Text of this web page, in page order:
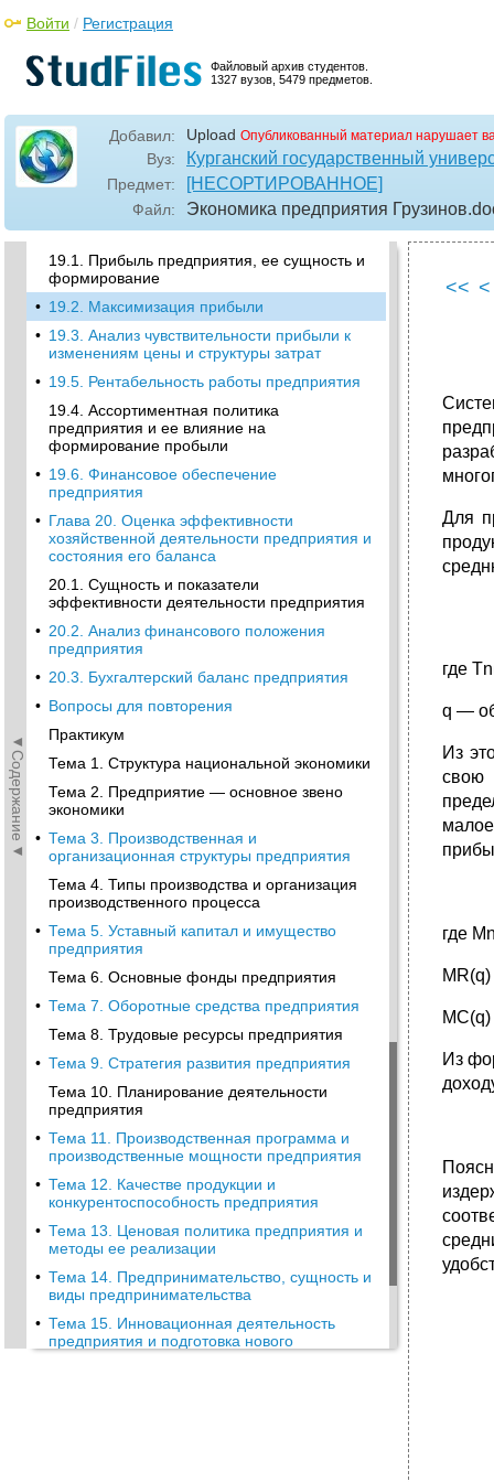
Файловый архив студентов.
1327 вузов, 5479 предметов.
Войти / Регистрация
Добавил: Upload Опубликованный материал нарушает
Вуз: Курганский государственный
Предмет: [НЕСОРТИРОВАННОЕ]
Файл: Экономика предприятия Грузинов
◄Содержание◄
18.1. Сущность и классификация издержек
производства
• 18.4. Смета и калькуляция затрат
• 18.5. Основные направления снижения
издержек производства
Глава 19. Формирование финансовых
результатов деятельности предприятия
19.1. Прибыль предприятия, ее сущность и
формирование
• 19.2. Максимизация прибыли
• 19.3. Анализ чувствительности прибыли к
изменениям цены и структуры затрат
• 19.5. Рентабельность работы предприятия
19.4. Ассортиментная политика
предприятия и ее влияние на
формирование пробыли
• 19.6. Финансовое обеспечение
предприятия
• Глава 20. Оценка эффективности
хозяйственной деятельности предприятия и
состояния его баланса
20.1. Сущность и показатели
эффективности деятельности предприятия
• 20.2. Анализ финансового положения
предприятия
• 20.3. Бухгалтерский баланс предприятия
• Вопросы для повторения
Практикум
Тема 1. Структура национальной экономики
Тема 2. Предприятие — основное звено
экономики
• Тема 3. Производственная и
организационная структуры предприятия
Тема 4. Типы производства и организация
производственного процесса
• Тема 5. Уставный капитал и имущество
предприятия
Тема 6. Основные фонды предприятия
• Тема 7. Оборотные средства предприятия
Тема 8. Трудовые ресурсы предприятия
• Тема 9. Стратегия развития предприятия
Тема 10. Планирование деятельности
предприятия
• Тема 11. Производственная программа и
производственные мощности предприятия
• Тема 12. Качестве продукции и
конкурентоспособность предприятия
• Тема 13. Ценовая политика предприятия и
методы ее реализации
• Тема 14. Предпринимательство, сущность и
виды предпринимательства
• Тема 15. Инновационная деятельность
предприятия и подготовка нового
<<
Для
где
q —
Из
свою
где
МС(q)
Из